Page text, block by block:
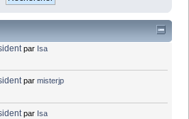
par Isa
parmisterjp
par Isa